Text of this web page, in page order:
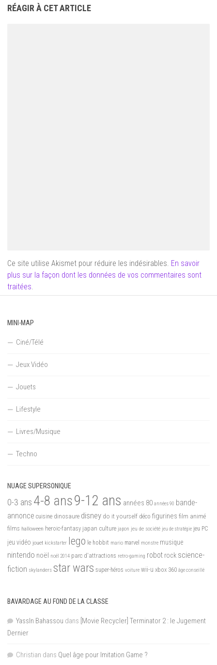
RÉAGIR À CET ARTICLE
Ce site utilise Akismet pour réduire les indésirables. En savoir
plus sur la façon dont les données de vos commentaires sont
traitées.
MINI-MAP
Ciné/Télé
Jeux Vidéo
Jouets
Lifestyle
Livres/Musique
Techno
NUAGE SUPERSONIQUE
0-3 ans 4-8 ans9-12 ans années 80 années 90 bande-
annonce cuisine dinosaure disney do it yourself déco figurines film animé
films halloween heroic-fantasy japan culture japon jeu de société jeu de stratégie jeu PC
jeu vidéo jouet kickstarter lego le hobbit mario marvel monstre musique
nintendo noël noël 2014 parc d'attractions retro-gaming robot rock science-
fiction skylanders star wars super-héros voiture wii-u xbox 360 âge conseillé
BAVARDAGE AU FOND DE LA CLASSE
YassIn Bahassou dans [Movie Recycler] Terminator 2 : le Jugement
Dernier
Christian dans Quel âge pour Imitation Game ?